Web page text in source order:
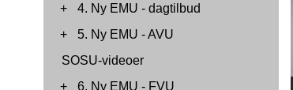
+
4. Ny EMU - dagtilbud
+
5. Ny EMU - AVU
SOSU-videoer
+
6. Ny EMU - FVU